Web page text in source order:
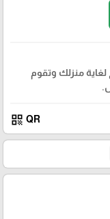
منزلك وتقوم
QR
qr_code